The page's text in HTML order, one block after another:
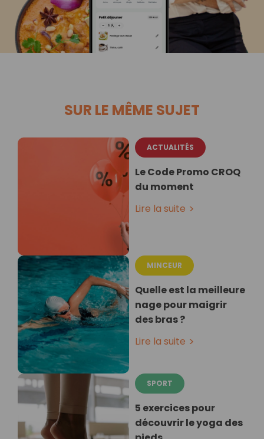
SUR LE MÊME SUJET
ACTUALITÉS
Le Code Promo CROQ
du moment
Lire la suite
MINCEUR
Quelle est la meilleure
nage pour maigrir
des bras ?
Lire la suite
SPORT
5 exercices pour
découvrir le yoga des